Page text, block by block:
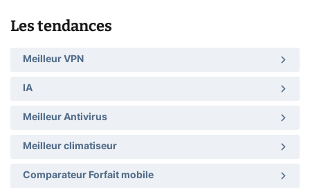
Les tendances
Meilleur VPN
IA
Meilleur Antivirus
Meilleur climatiseur
Comparateur Forfait mobile